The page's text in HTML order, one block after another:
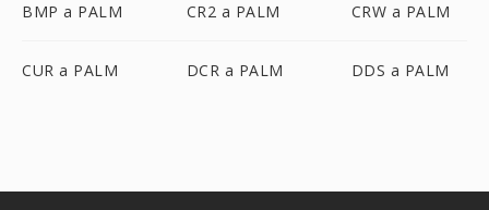
BMP a PALM CR2 a PALM CRW a PALM
CUR a PALM DCR a PALM DDS a PALM